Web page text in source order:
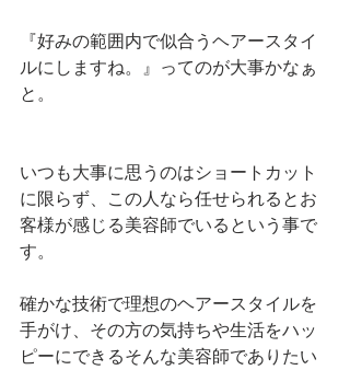
『好みの範囲内で似合うヘアースタイ
ルにしますね。』ってのが大事かなぁ
と。
いつも大事に思うのはショートカット
に限らず、この人なら任せられるとお
客様が感じる美容師でいるという事で
す。
確かな技術で理想のヘアースタイルを
手がけ、その方の気持ちや生活をハッ
ピーにできるそんな美容師でありたい